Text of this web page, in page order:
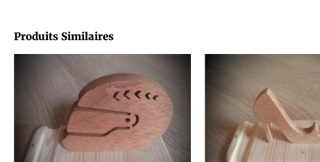
Produits Similaires